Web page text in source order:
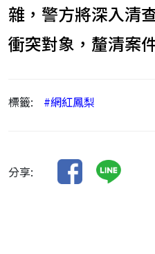
雜，警方將深入清
衝突對象，釐清案
標籤: #網紅鳳梨
分享: